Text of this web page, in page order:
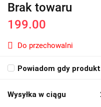
Brak towaru
199.00
Do przechowalni
Powiadom gdy
Wysyłka w ciągu